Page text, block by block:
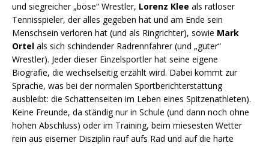
und siegreicher „böse“ Wrestler, Lorenz Klee als ratloser
Tennisspieler, der alles gegeben hat und am Ende sein
Menschsein verloren hat (und als Ringrichter), sowie Mark
Ortel als sich schindender Radrennfahrer (und „guter“
Wrestler). Jeder dieser Einzelsportler hat seine eigene
Biografie, die wechselseitig erzählt wird. Dabei kommt zur
Sprache, was bei der normalen Sportberichterstattung
ausbleibt: die Schattenseiten im Leben eines Spitzenathleten).
Keine Freunde, da ständig nur in Schule (und dann noch ohne
hohen Abschluss) oder im Training, beim miesesten Wetter
rein aus eiserner Disziplin rauf aufs Rad und auf die harte